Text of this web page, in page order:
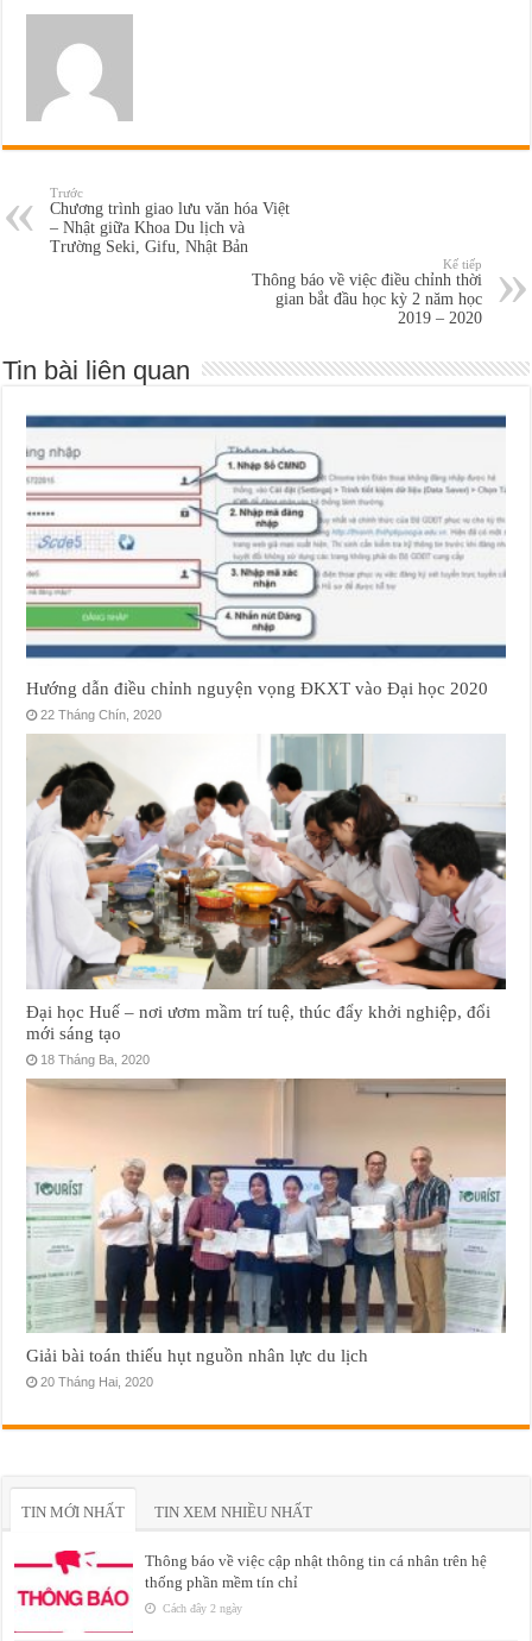
Trước
Chương trình giao lưu văn hóa Việt
– Nhật giữa Khoa Du lịch và
Trường Seki, Gifu, Nhật Bản
Kế tiếp
Thông báo về việc điều chỉnh thời
gian bắt đầu học kỳ 2 năm học
2019 – 2020
Tin bài liên quan
Hướng dẫn điều chỉnh nguyện vọng ĐKXT vào Đại học 2020
22 Tháng Chín, 2020
Đại học Huế – nơi ươm mầm trí tuệ, thúc đẩy khởi nghiệp, đổi
mới sáng tạo
18 Tháng Ba, 2020
Giải bài toán thiếu hụt nguồn nhân lực du lịch
20 Tháng Hai, 2020
TIN MỚI NHẤT TIN XEM NHIỀU NHẤT
Thông báo về việc cập nhật thông tin cá nhân trên hệ
thống phần mềm tín chỉ
Cách đây 2 ngày